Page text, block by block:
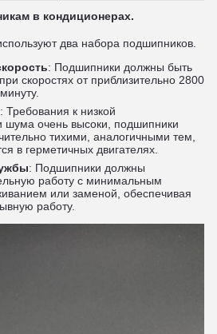
в кондиционерах.
два набора подшипников.
: Подшипники должны быть
скоростях от приблизительно 2800
: Требования к низкой
шума очень высоки, подшипники
тихими, аналогичными тем,
в герметичных двигателях.
: Подшипники должны
работу с минимальным
или заменой, обеспечивая
работу.